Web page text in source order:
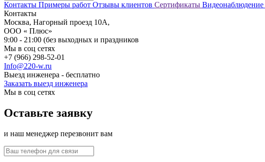
Контакты Примеры работ Отзывы клиентов Сертификаты Видеонаблюдение
Контакты
Москва, Нагорный проезд 10А,
ООО « Плюс»
9:00 - 21:00 (без выходных и праздников
Мы в соц сетях
+7 (966) 298-52-01
Info@220-w.ru
Выезд инженера - бесплатно
Заказать выезд инженера
Мы в соц сетях
Оставьте заявку
и наш менеджер перезвонит вам